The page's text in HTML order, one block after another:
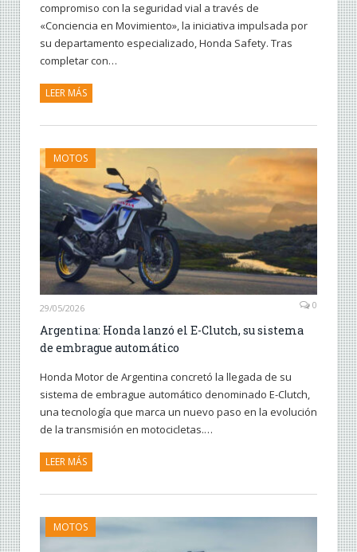
compromiso con la seguridad vial a través de
«Conciencia en Movimiento», la iniciativa impulsada por
su departamento especializado, Honda Safety. Tras
completar con…
LEER MÁS
MOTOS
29/05/2026 0
Argentina: Honda lanzó el E-Clutch, su sistema
de embrague automático
Honda Motor de Argentina concretó la llegada de su
sistema de embrague automático denominado E-Clutch,
una tecnología que marca un nuevo paso en la evolución
de la transmisión en motocicletas.…
LEER MÁS
MOTOS